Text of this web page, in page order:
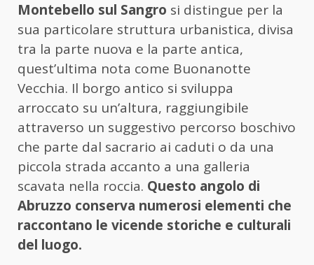
Montebello sul Sangro si distingue per la
sua particolare struttura urbanistica, divisa
tra la parte nuova e la parte antica,
quest’ultima nota come Buonanotte
Vecchia. Il borgo antico si sviluppa
arroccato su un’altura, raggiungibile
attraverso un suggestivo percorso boschivo
che parte dal sacrario ai caduti o da una
piccola strada accanto a una galleria
scavata nella roccia. Questo angolo di
Abruzzo conserva numerosi elementi che
raccontano le vicende storiche e culturali
del luogo.